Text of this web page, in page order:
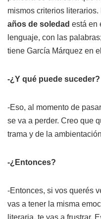
mismos criterios
años de soledad está en
lenguaje, con las
tiene García Márquez en
-¿Y qué puede suceder?
-Eso, al momento de
se va a perder. Creo que
trama y de la
-¿Entonces?
-Entonces, si vos querés
vas a tener la misma
literaria, te vas a frustrar.